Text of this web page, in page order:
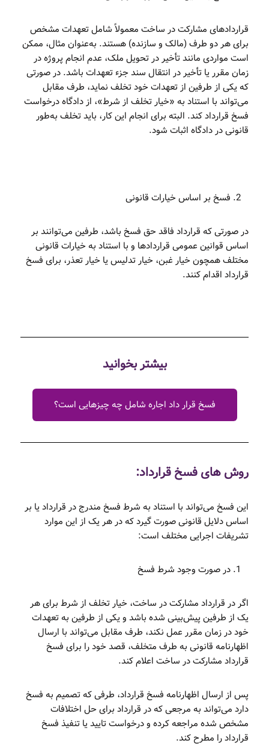
قراردادهای مشارکت در ساخت معمولاً شامل تعهدات مشخص
برای هر دو طرف (مالک و سازنده) هستند. به‌عنوان مثال، ممکن
است مواردی مانند تأخیر در تحویل ملک، عدم انجام پروژه در
زمان مقرر یا تأخیر در انتقال سند جزء تعهدات باشد. در صورتی
که یکی از طرفین از تعهدات خود تخلف نماید، طرف مقابل
می‌تواند با استناد به «خیار تخلف از شرط»، از دادگاه درخواست
فسخ قرارداد کند. البته برای انجام این کار، باید تخلف به‌طور
قانونی در دادگاه اثبات شود.
فسخ بر اساس خیارات قانونی
در صورتی که قرارداد فاقد حق فسخ باشد، طرفین می‌توانند بر
اساس قوانین عمومی قراردادها و با استناد به خیارات قانونی
مختلف همچون خیار غبن، خیار تدلیس یا خیار تعذر، برای فسخ
قرارداد اقدام کنند.
بیشتر بخوانید
فسخ قرار داد اجاره شامل چه چیزهایی است؟
روش های فسخ قرارداد:
این فسخ می‌تواند با استناد به شرط فسخ مندرج در قرارداد یا بر
اساس دلایل قانونی صورت گیرد که در هر یک از این موارد
تشریفات اجرایی مختلف است:
در صورت وجود شرط فسخ
اگر در قرارداد مشارکت در ساخت، خیار تخلف از شرط برای هر
یک از طرفین پیش‌بینی شده باشد و یکی از طرفین به تعهدات
خود در زمان مقرر عمل نکند، طرف مقابل می‌تواند با ارسال
اظهارنامه قانونی به طرف متخلف، قصد خود را برای فسخ
قرارداد مشارکت در ساخت اعلام کند.
پس از ارسال اظهارنامه فسخ قرارداد، طرفی که تصمیم به فسخ
دارد می‌تواند به مرجعی که در قرارداد برای حل اختلافات
مشخص شده مراجعه کرده و درخواست تایید یا تنفیذ فسخ
قرارداد را مطرح کند.